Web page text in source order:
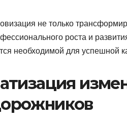
не только
роста и
необходимой для успешной